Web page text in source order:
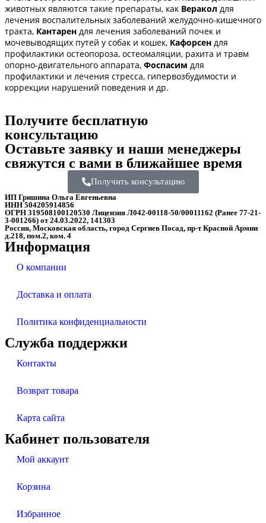
животных являются такие препараты, как Веракол для
лечения воспалительных заболеваний желудочно-кишечного
тракта, Кантарен для лечения заболеваний почек и
мочевыводящих путей у собак и кошек, Кафорсен для
профилактики остеопороза, остеомаляции, рахита и травм
опорно-двигательного аппарата, Фоспасим для
профилактики и лечения стресса, гипервозбудимости и
коррекции нарушений поведения и др.
Получите бесплатную
консультацию
Оставьте заявку и наши менеджеры
свяжутся с вами в ближайшее время
Получить консультацию
ИП Гришина Ольга Евгеньевна
ИНН 504205914856
ОГРН 319508100120530 Лицензия Л042-00118-50/00011162 (Ранее 77-21-
3-001266) от 24.03.2022, 141303
Россия, Московская область, город Сергиев Посад, пр-т Красной Армии
д.218, пом.2, ком. 4
Информация
О компании
Доставка и оплата
Политика конфиденциальности
Служба поддержки
Контакты
Возврат товара
Карта сайта
Кабинет пользователя
Мой аккаунт
Корзина
Избранное